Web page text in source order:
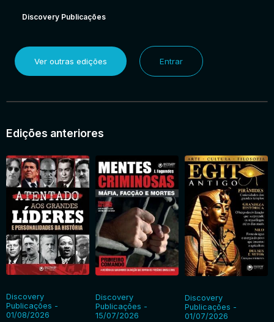
Discovery Publicações
Ver outras edições Entrar
Edições anteriores
Discovery
Publicações -
01/08/2026
Discovery
Publicações -
15/07/2026
Discovery
Publicações -
01/07/2026